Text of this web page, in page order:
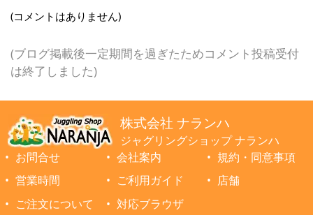
(コメントはありません)
(ブログ掲載後一定期間を過ぎたためコメント投稿受付
は終了しました)
株式会社 ナランハ
ジャグリングショップ ナランハ
お問合せ
会社案内
規約・同意事項
営業時間
ご利用ガイド
店舗
ご注文について
対応ブラウザ